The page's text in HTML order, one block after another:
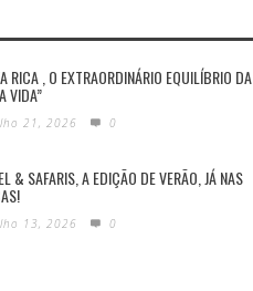
RICA , O EXTRAORDINÁRIO EQUILÍBRIO DA
VIDA”
21, 2026 0
& SAFARIS, A EDIÇÃO DE VERÃO, JÁ NAS
13, 2026 0